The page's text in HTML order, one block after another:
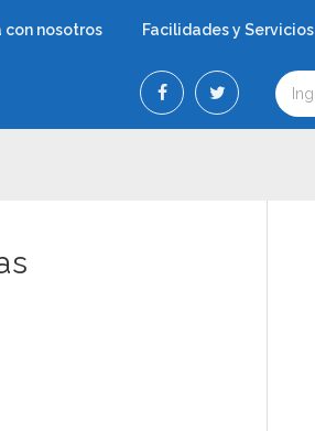
con nosotros Facilidades y Servicios